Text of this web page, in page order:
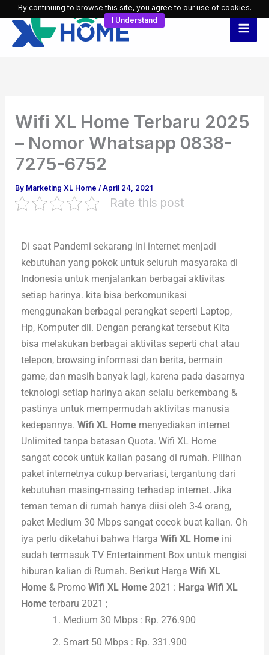
Skip
content
Wifi XL Home Terbaru 2025
– Nomor Whatsapp 0838-
7275-6752
By Marketing XL Home/April 24, 2021
Rate this post
Di saat Pandemi sekarang ini internet menjadi
kebutuhan yang pokok untuk seluruh masyaraka di
Indonesia untuk menjalankan berbagai aktivitas
setiap harinya. kita bisa berkomunikasi
menggunakan berbagai perangkat seperti Laptop,
Hp, Komputer dll. Dengan perangkat tersebut Kita
bisa melakukan berbagai aktivitas seperti chat atau
telepon, browsing informasi dan berita, bermain
game, dan masih banyak lagi, karena pada dasarnya
teknologi setiap harinya akan selalu berkembang &
pastinya untuk mempermudah aktivitas manusia
kedepannya.Wifi XL Home menyediakan internet
Unlimited tanpa batasan Quota. Wifi XL Home
sangat cocok untuk kalian pasang di rumah. Pilihan
paket internetnya cukup bervariasi, tergantung dari
kebutuhan masing-masing terhadap internet. Jika
teman teman di rumah hanya diisi oleh 3-4 orang,
paket Medium 30 Mbps sangat cocok buat kalian. Oh
iya perlu diketahui bahwa HargaWifi XL Home ini
sudah termasuk TV Entertainment Box untuk mengisi
hiburan kalian di Rumah. Berikut HargaWifi XL
Home & PromoWifi XL Home 2021 : Harga Wifi XL
Home terbaru 2021 ;
Medium 30 Mbps : Rp. 276.900
Smart 50 Mbps : Rp. 331.900
By continuing to browse this site, you agree to ouruse of cookies.
I Understand